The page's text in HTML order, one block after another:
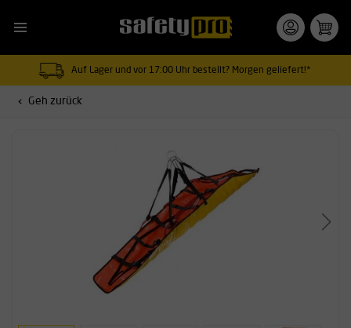
Auf Lager und vor 17:00 Uhr bestellt? Morgen geliefert!*
Geh zurück